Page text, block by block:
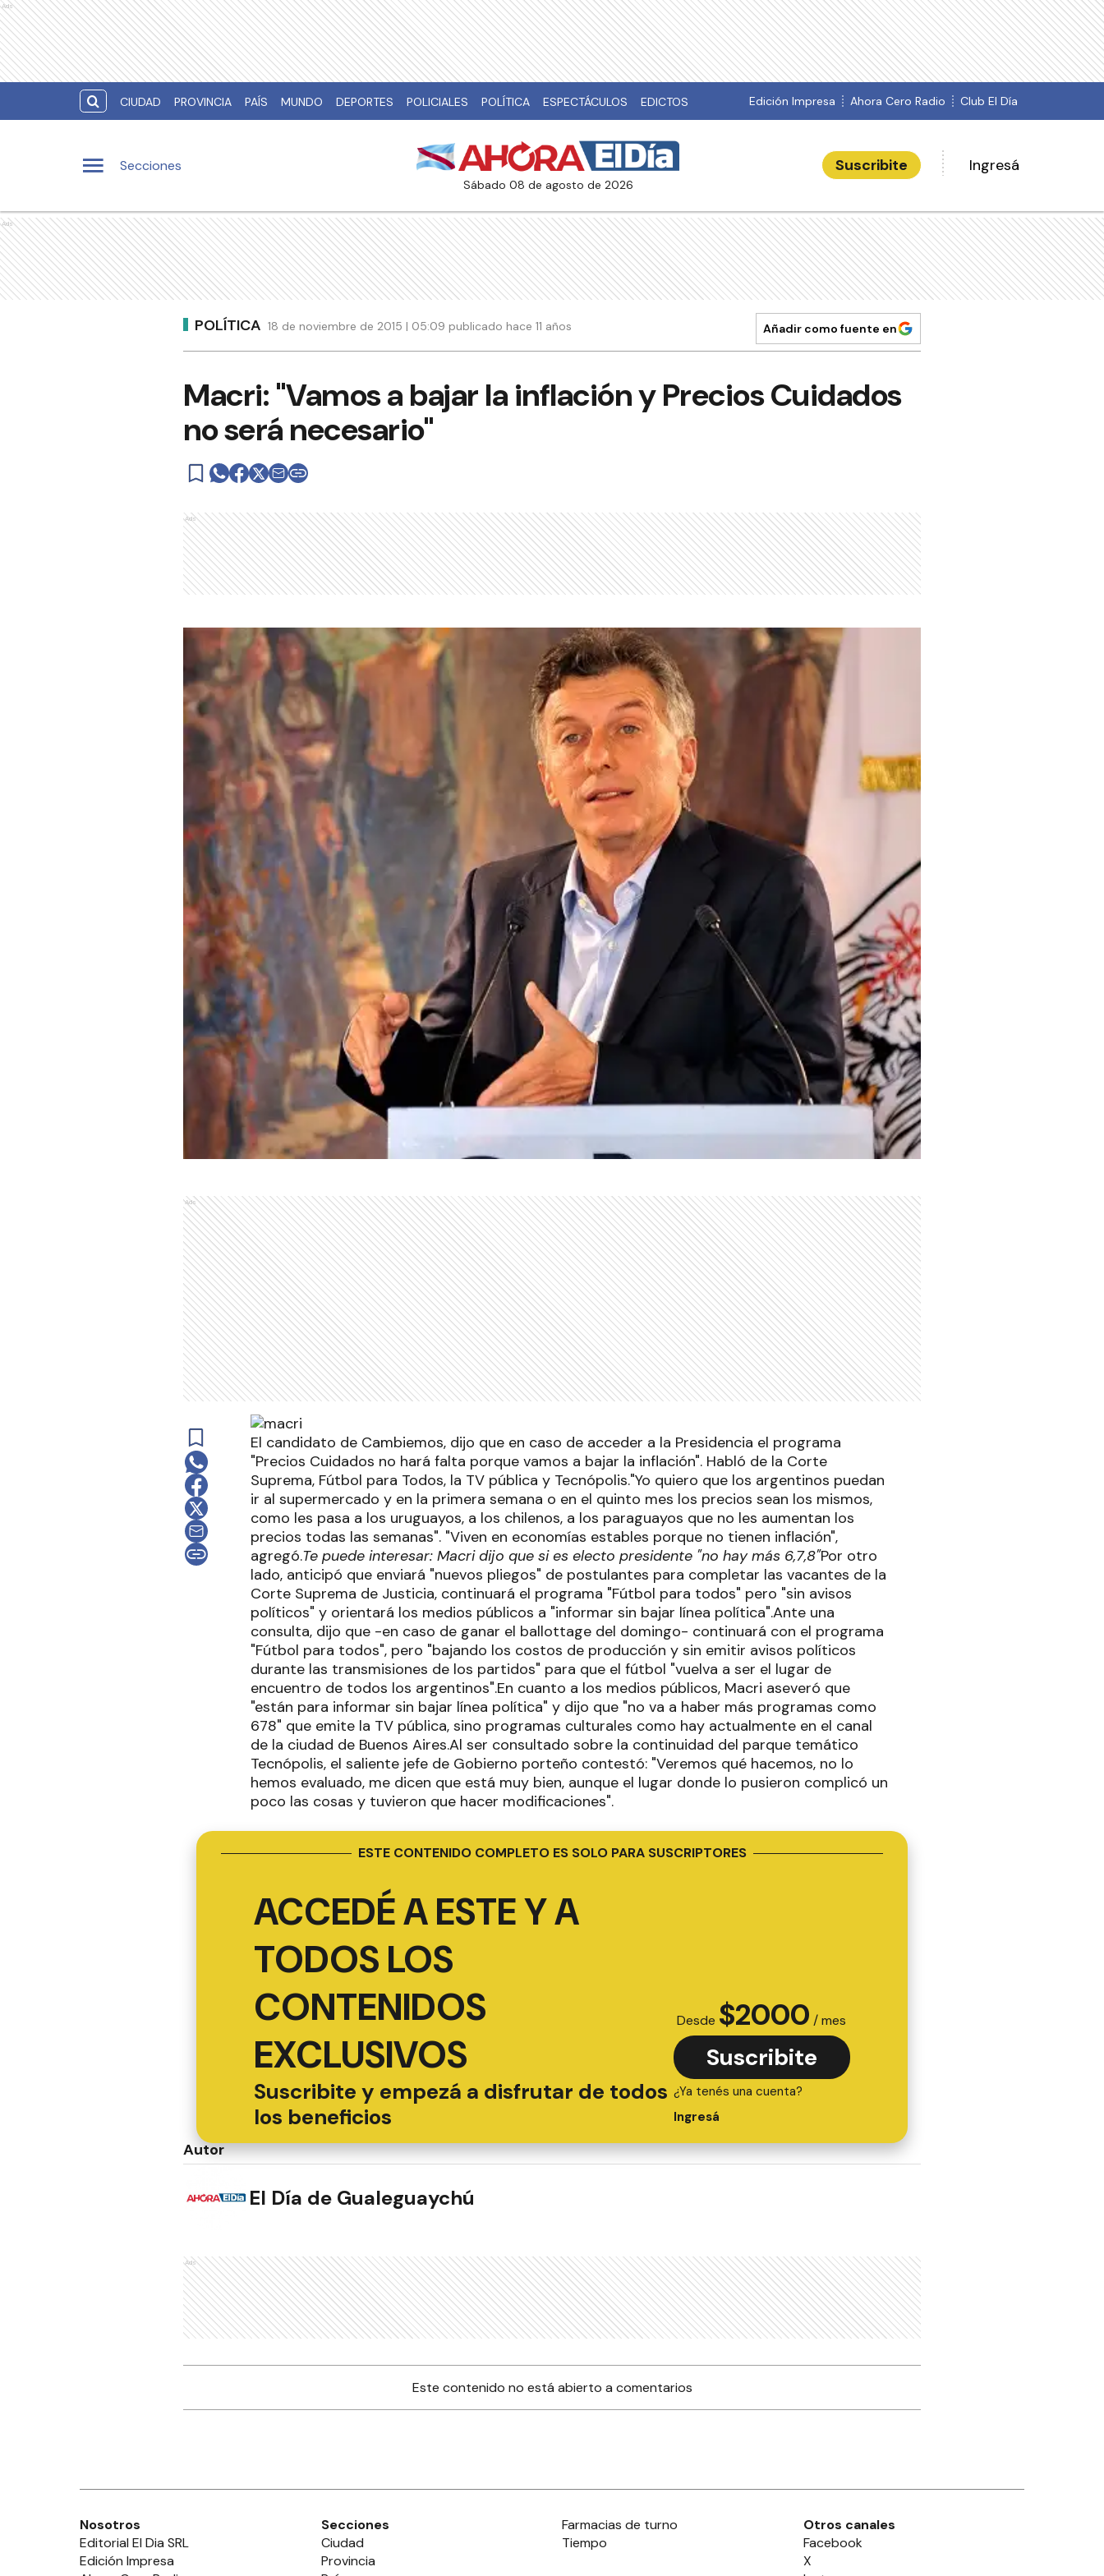
Ads
CIUDAD PROVINCIA PAÍS MUNDO DEPORTES POLICIALES POLÍTICA ESPECTÁCULOS EDICTOS Edición Impresa Ahora Cero Radio Club El Día
Secciones
sábado 08 de agosto de 2026
Suscribite Ingresá
Ads
POLÍTICA 18 de noviembre de 2015 | 05:09 publicado hace 11 años Añadir como fuente en
Macri: "Vamos a bajar la inflación y Precios Cuidados
no será necesario"
Ads
Ads
El candidato de Cambiemos, dijo que en caso de acceder a la Presidencia el programa
"Precios Cuidados no hará falta porque vamos a bajar la inflación". Habló de la Corte
Suprema, Fútbol para Todos, la TV pública y Tecnópolis."Yo quiero que los argentinos puedan
ir al supermercado y en la primera semana o en el quinto mes los precios sean los mismos,
como les pasa a los uruguayos, a los chilenos, a los paraguayos que no les aumentan los
precios todas las semanas". "Viven en economías estables porque no tienen inflación",
agregó.Te puede interesar: Macri dijo que si es electo presidente "no hay más 6,7,8"Por otro
lado, anticipó que enviará "nuevos pliegos" de postulantes para completar las vacantes de la
Corte Suprema de Justicia, continuará el programa "Fútbol para todos" pero "sin avisos
políticos" y orientará los medios públicos a "informar sin bajar línea política".Ante una
consulta, dijo que -en caso de ganar el ballottage del domingo- continuará con el programa
"Fútbol para todos", pero "bajando los costos de producción y sin emitir avisos políticos
durante las transmisiones de los partidos" para que el fútbol "vuelva a ser el lugar de
encuentro de todos los argentinos".En cuanto a los medios públicos, Macri aseveró que
"están para informar sin bajar línea política" y dijo que "no va a haber más programas como
678" que emite la TV pública, sino programas culturales como hay actualmente en el canal
de la ciudad de Buenos Aires.Al ser consultado sobre la continuidad del parque temático
Tecnópolis, el saliente jefe de Gobierno porteño contestó: "Veremos qué hacemos, no lo
hemos evaluado, me dicen que está muy bien, aunque el lugar donde lo pusieron complicó un
poco las cosas y tuvieron que hacer modificaciones".
ESTE CONTENIDO COMPLETO ES SOLO PARA SUSCRIPTORES
ACCEDÉ A ESTE Y A
TODOS LOS
CONTENIDOS
EXCLUSIVOS
Suscribite y empezá a disfrutar de todos
los beneficios
Desde $2000 / mes
Suscribite
¿Ya tenés una cuenta?
Ingresá
Autor
El Día de Gualeguaychú
Ads
Este contenido no está abierto a comentarios
Nosotros
Editorial El Dia SRL
Edición Impresa
Secciones
Ciudad
Provincia
Farmacias de turno
Tiempo
Otros canales
Facebook
X